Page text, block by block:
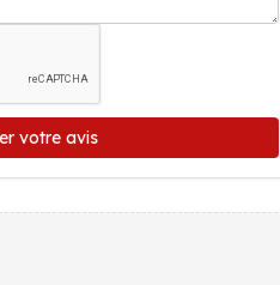
votre avis